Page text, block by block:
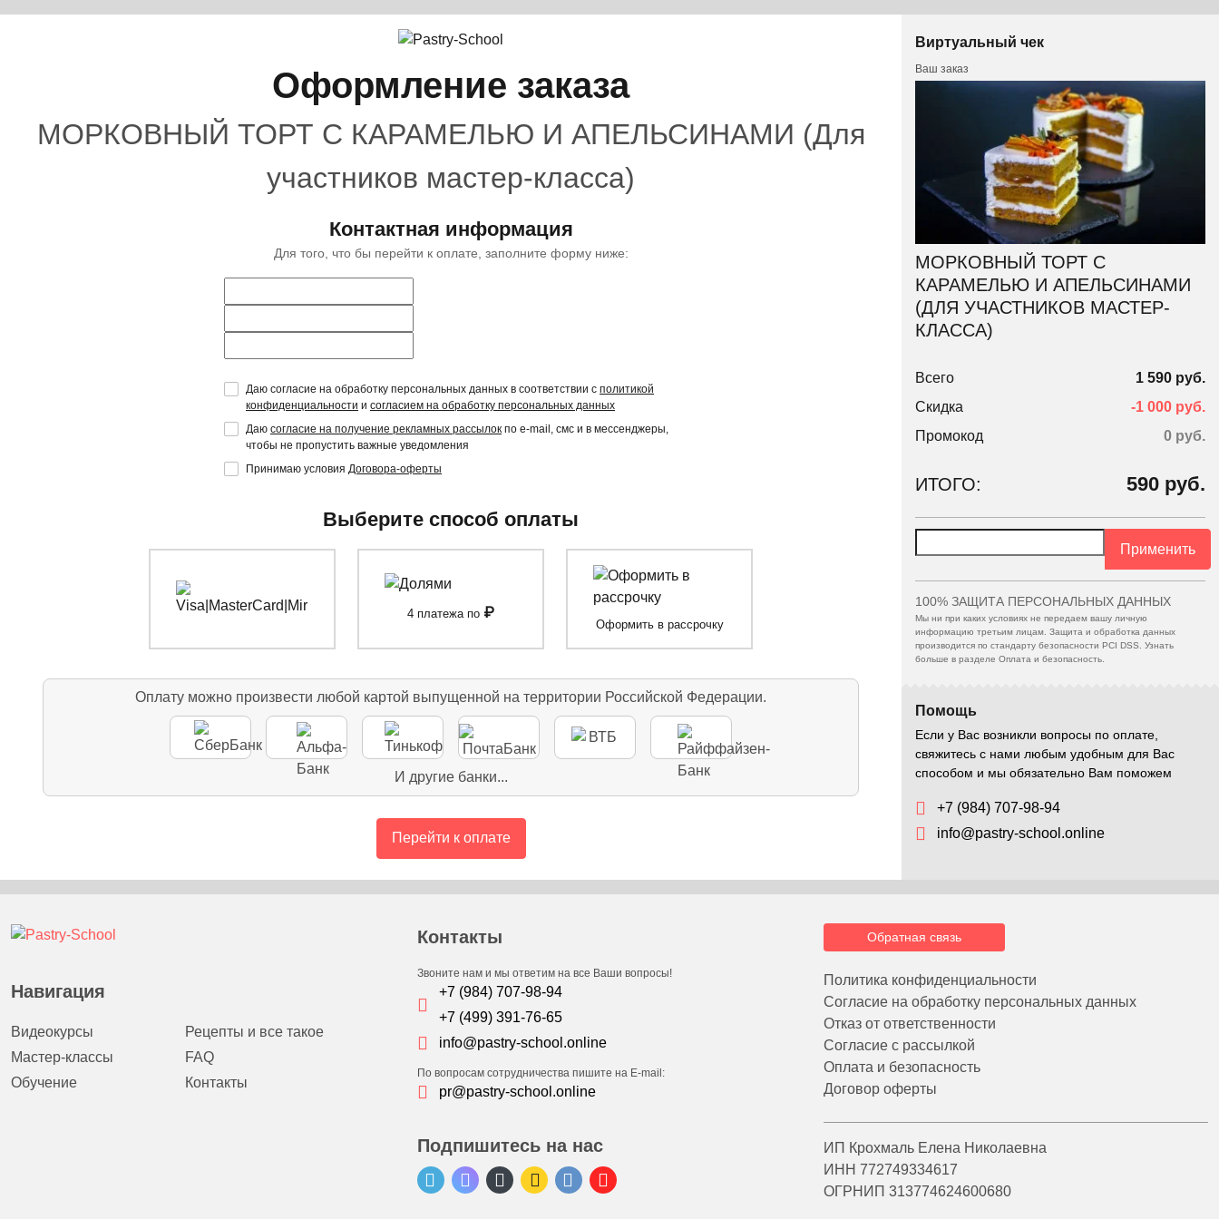
Виртуальный чек
Ваш заказ
МОРКОВНЫЙ ТОРТ С
КАРАМЕЛЬЮ И АПЕЛЬСИНАМИ
(ДЛЯ УЧАСТНИКОВ МАСТЕР-
КЛАССА)
Всего
1 590 руб.
Скидка
-1 000 руб.
Промокод
0 руб.
ИТОГО: 590 руб.
Применить
100% ЗАЩИТА ПЕРСОНАЛЬНЫХ ДАННЫХ
Мы ни при каких условиях не передаем вашу личную
информацию третьим лицам. Защита и обработка данных
производится по стандарту безопасности PCI DSS. Узнать
больше в разделе Оплата и безопасность.
Оформление заказа
МОРКОВНЫЙ ТОРТ С КАРАМЕЛЬЮ И АПЕЛЬСИНАМИ (Для
участников мастер-класса)
Контактная информация
Для того, что бы перейти к оплате, заполните форму ниже:
Даю согласие на обработку персональных данных в соответствии с политикой
конфиденциальности и согласием на обработку персональных данных
Даю согласие на получение рекламных рассылок по e-mail, смс и в мессенджеры,
чтобы не пропустить важные уведомления
Принимаю условия Договора-оферты
Выберите способ оплаты
4 платежа по ₽
Оформить в рассрочку
Оплату можно произвести любой картой выпущенной на территории Российской Федерации.
И другие банки...
Перейти к оплате
Помощь
Если у Вас возникли вопросы по оплате,
свяжитесь с нами любым удобным для Вас
способом и мы обязательно Вам поможем
+7 (984) 707-98-94
info@pastry-school.online
Навигация
Видеокурсы
Мастер-классы
Обучение
Рецепты и все такое
FAQ
Контакты
Контакты
Звоните нам и мы ответим на все Ваши вопросы!
+7 (984) 707-98-94
+7 (499) 391-76-65
info@pastry-school.online
По вопросам сотрудничества пишите на E-mail:
pr@pastry-school.online
Подпишитесь на нас
Обратная связь
Политика конфиденциальности
Согласие на обработку персональных данных
Отказ от ответственности
Согласие с рассылкой
Оплата и безопасность
Договор оферты
ИП Крохмаль Елена Николаевна
ИНН 772749334617
ОГРНИП 313774624600680